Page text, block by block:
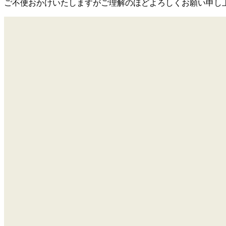
ご不便おかけいたしますがご理解のほどよろしくお願い申し